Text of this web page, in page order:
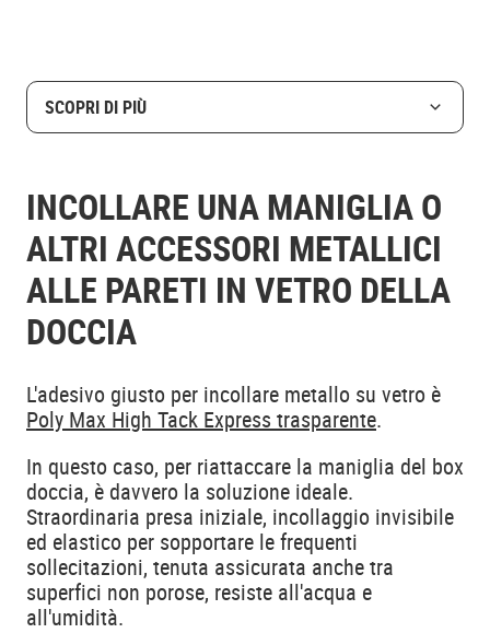
SCOPRI DI PIÙ
INCOLLARE UNA MANIGLIA O
ALTRI ACCESSORI METALLICI
ALLE PARETI IN VETRO DELLA
DOCCIA
L'adesivo giusto per incollare metallo su vetro è
Poly Max High Tack Express trasparente.
In questo caso, per riattaccare la maniglia del box
doccia, è davvero la soluzione ideale.
Straordinaria presa iniziale, incollaggio invisibile
ed elastico per sopportare le frequenti
sollecitazioni, tenuta assicurata anche tra
superfici non porose, resiste all'acqua e
all'umidità.